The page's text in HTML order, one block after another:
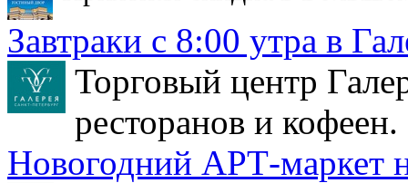
Завтраки с 8:00 утра в
Торговый центр
ресторанов и кофеен.
Новогодний АРТ-маркет